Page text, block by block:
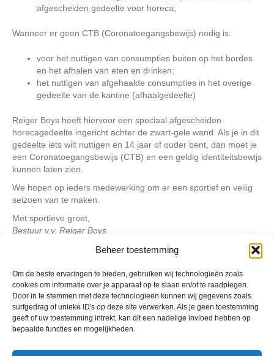
Beheer toestemming
Om de beste ervaringen te bieden, gebruiken wij technologieën zoals
cookies om informatie over je apparaat op te slaan en/of te raadplegen.
Door in te stemmen met deze technologieën kunnen wij gegevens zoals
surfgedrag of unieke ID's op deze site verwerken. Als je geen toestemming
geeft of uw toestemming intrekt, kan dit een nadelige invloed hebben op
bepaalde functies en mogelijkheden.
afgescheiden gedeelte voor horeca;
Wanneer er geen CTB (Coronatoegangsbewijs) nodig is:
voor het nuttigen van consumpties buiten op het bordes
en het afhalen van eten en drinken;
het nuttigen van afgehaalde consumpties in het overige
gedeelte van de kantine (afhaalgedeelte)
Reiger Boys heeft hiervoor een speciaal afgescheiden
horecagedeelte ingericht achter de zwart-gele wand. Als je in dit
gedeelte iets wilt nuttigen en 14 jaar of ouder bent, dan moet je
een Coronatoegangsbewijs (CTB) en een geldig identiteitsbewijs
kunnen laten zien.
We hopen op ieders medewerking om er een sportief en veilig
seizoen van te maken.
Met sportieve groet,
Bestuur v.v. Reiger Boys
VV Reiger Boys